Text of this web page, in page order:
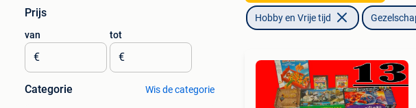
Prijs
van
€
tot
€
Categorie Wis de categorie
Hobby en Vrije tijd